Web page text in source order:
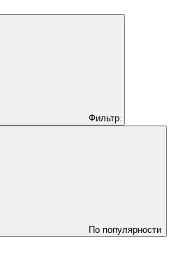
Фильтр
По популярности